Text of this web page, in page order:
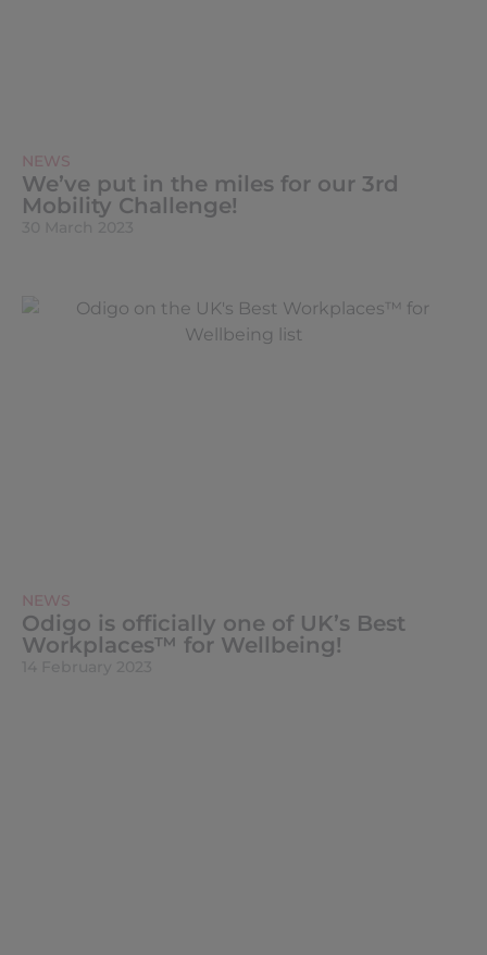
NEWS
We’ve put in the miles for our 3rd
Mobility Challenge!
NEWS
Odigo is officially one of UK’s Best
Workplaces™ for Wellbeing!